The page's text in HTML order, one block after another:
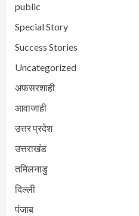
public
Special Story
Success Stories
Uncategorized
अफसरशाही
आवाजाही
उत्तर प्रदेश
उत्तराखंड
तमिलनाडु
दिल्ली
पंजाब